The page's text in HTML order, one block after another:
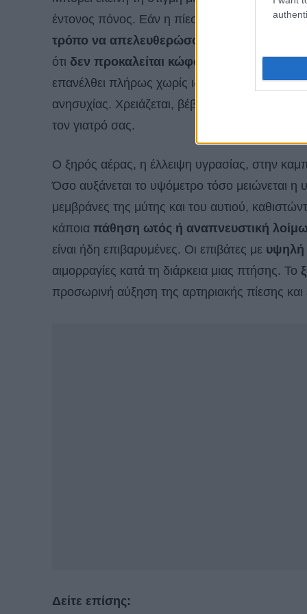
έντονος πόνος. Εάν η πίεση είναι πολύ
τρόπο να απελευθερώσουν την πίεση
ότι δεν προκαλείται κώφωση
. Η ακοή
επανέλθει πλήρως χωρίς ιδιαίτερη θεραπεία.
ανησυχίας. Χρειάζεται, βέβαια, σε τέτοιες
τον γιατρό σας.
Ο ξηρός αέρας, η έλλειψη υγρασίας, στην
Όσο αυξάνεται το υψόμετρο τόσο μειώνεται η
μεμβράνες της μύτης και του αυτιού,
κάποια πάθηση ωτός ή αναπνευστική
είναι ήδη επιβαρυμένες. Οι επιβάτες με υψηλή
αιμορραγίες κατά τη διάρκεια μιας πτήσης. Το
προσωρινή αύξηση της αρτηριακής πίεσης και
Δείτε επίσης: